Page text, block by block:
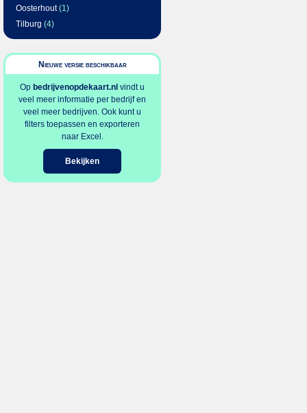
Oosterhout(1)
Tilburg (4)
Nieuwe versie beschikbaar
Op bedrijvenopdekaart.nl vindt u
veel meer informatie per bedrijf en
veel meer bedrijven. Ook kunt u
filters toepassen en exporteren
naar Excel.
Bekijken